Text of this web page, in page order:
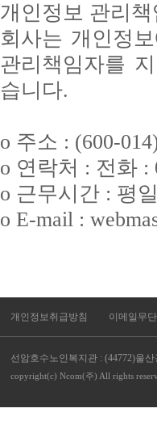
개인정보 관리
회사는 개인정
관리책임자를
습니다.
o 주소 : (600-
o 연락처 : 전화 :
o 근무시간 : 평
o E-mail :
개인정보취급방침 이메일무
선암호수노인복지관 : (44772)울
copyright(c) Ncom(주) All rights